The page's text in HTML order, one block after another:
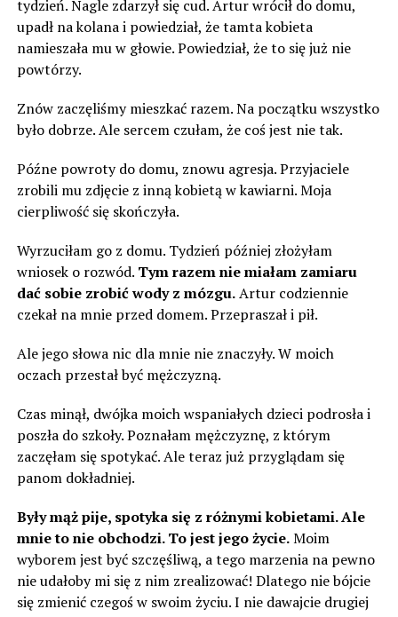
tydzień. Nagle zdarzył się cud. Artur wrócił do domu,
upadł na kolana i powiedział, że tamta kobieta
namieszała mu w głowie. Powiedział, że to się już nie
powtórzy.
Znów zaczęliśmy mieszkać razem. Na początku wszystko
było dobrze. Ale sercem czułam, że coś jest nie tak.
Późne powroty do domu, znowu agresja. Przyjaciele
zrobili mu zdjęcie z inną kobietą w kawiarni. Moja
cierpliwość się skończyła.
Wyrzuciłam go z domu. Tydzień później złożyłam
wniosek o rozwód. Tym razem nie miałam zamiaru
dać sobie zrobić wody z mózgu.Artur codziennie
czekał na mnie przed domem. Przepraszał i pił.
Ale jego słowa nic dla mnie nie znaczyły. W moich
oczach przestał być mężczyzną.
Czas minął, dwójka moich wspaniałych dzieci podrosła i
poszła do szkoły. Poznałam mężczyznę, z którym
zaczęłam się spotykać. Ale teraz już przyglądam się
panom dokładniej.
Były mąż pije, spotyka się z różnymi kobietami. Ale
mnie to nie obchodzi. To jest jego życie.Moim
wyborem jest być szczęśliwą, a tego marzenia na pewno
nie udałoby mi się z nim zrealizować! Dlatego nie bójcie
się zmienić czegoś w swoim życiu. I nie dawajcie drugiej